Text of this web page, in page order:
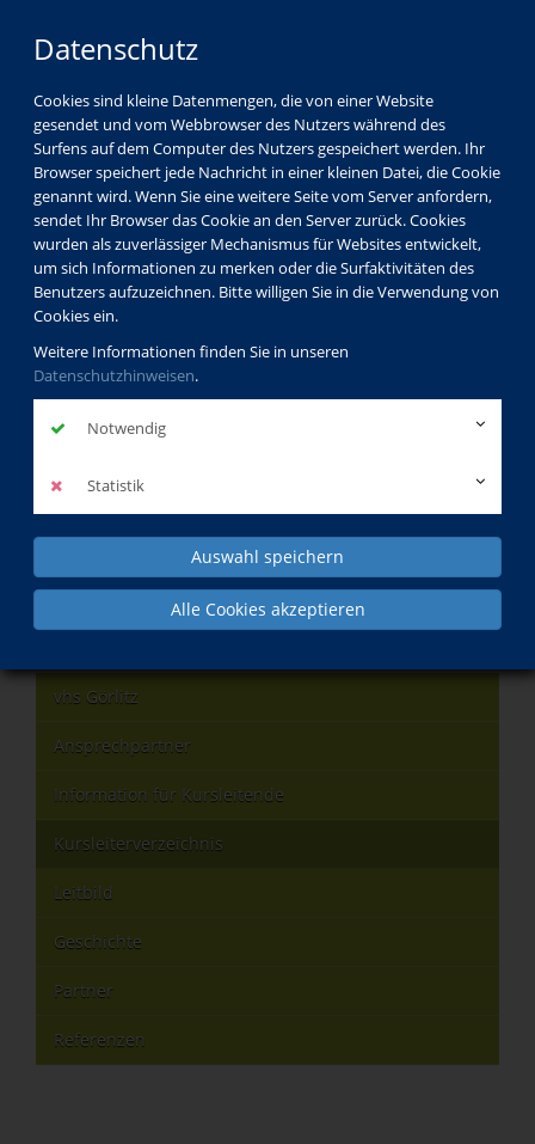
Datenschutz
Cookies sind kleine Datenmengen, die von einer Website
gesendet und vom Webbrowser des Nutzers während des
Surfens auf dem Computer des Nutzers gespeichert werden. Ihr
Browser speichert jede Nachricht in einer kleinen Datei, die Cookie
genannt wird. Wenn Sie eine weitere Seite vom Server anfordern,
sendet Ihr Browser das Cookie an den Server zurück. Cookies
wurden als zuverlässiger Mechanismus für Websites entwickelt,
um sich Informationen zu merken oder die Surfaktivitäten des
Benutzers aufzuzeichnen. Bitte willigen Sie in die Verwendung von
Cookies ein.
Weitere Informationen finden Sie in unseren
Datenschutzhinweisen.
Notwendig
Statistik
Auswahl speichern
Alle Cookies akzeptieren
vhs Görlitz
Kursleiterverzeichnis
Mariola Prokurat
Mariola Prokurat
Dozentinnenprofil
Kurse der Dozentin
Deutsch als Fremdsprache Intensiv A 2.1 Di., 30.06.2026
vhs Görlitz
Ansprechpartner
Information für Kursleitende
Kursleiterverzeichnis
Leitbild
Geschichte
Partner
Referenzen